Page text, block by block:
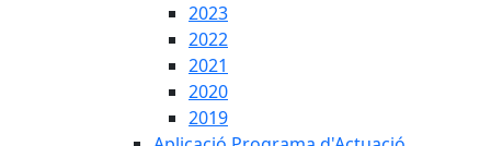
2023
2022
2021
2020
2019